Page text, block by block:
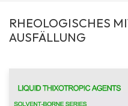
RHEOLOGISCHES
AUSFÄLLUNG